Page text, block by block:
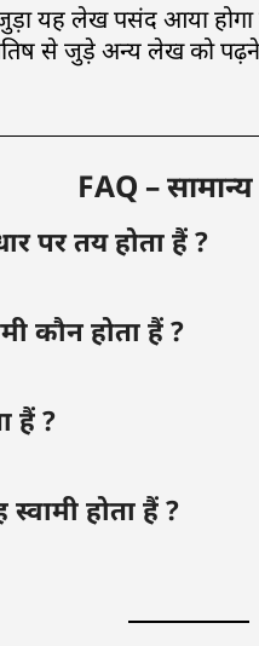
यह लेख पसंद आया
से जुड़े अन्य लेख को
FAQ – सामान्य
पर तय होता हैं ?
कौन होता हैं ?
हैं ?
होता हैं ?